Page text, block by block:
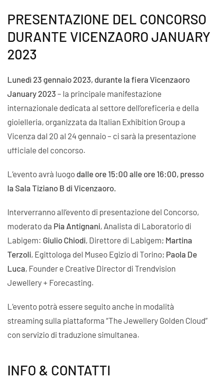
PRESENTAZIONE DEL CONCORSO
DURANTE VICENZAORO JANUARY
2023
Lunedì 23 gennaio 2023, durante la fiera Vicenzaoro
January 2023 – la principale manifestazione
internazionale dedicata al settore dell’oreficeria e della
gioielleria, organizzata da Italian Exhibition Group a
Vicenza dal 20 al 24 gennaio – ci sarà la presentazione
ufficiale del concorso.
L’evento avrà luogo dalle ore 15:00 alle ore 16:00, presso
la Sala Tiziano B di Vicenzaoro.
Interverranno all’evento di presentazione del Concorso,
moderato da Pia Antignani, Analista di Laboratorio di
Labigem: Giulio Chiodi, Direttore di Labigem; Martina
Terzoli, Egittologa del Museo Egizio di Torino; Paola De
Luca, Founder e Creative Director di Trendvision
Jewellery + Forecasting.
L’evento potrà essere seguito anche in modalità
streaming sulla piattaforma “The Jewellery Golden Cloud”
con servizio di traduzione simultanea.
INFO & CONTATTI